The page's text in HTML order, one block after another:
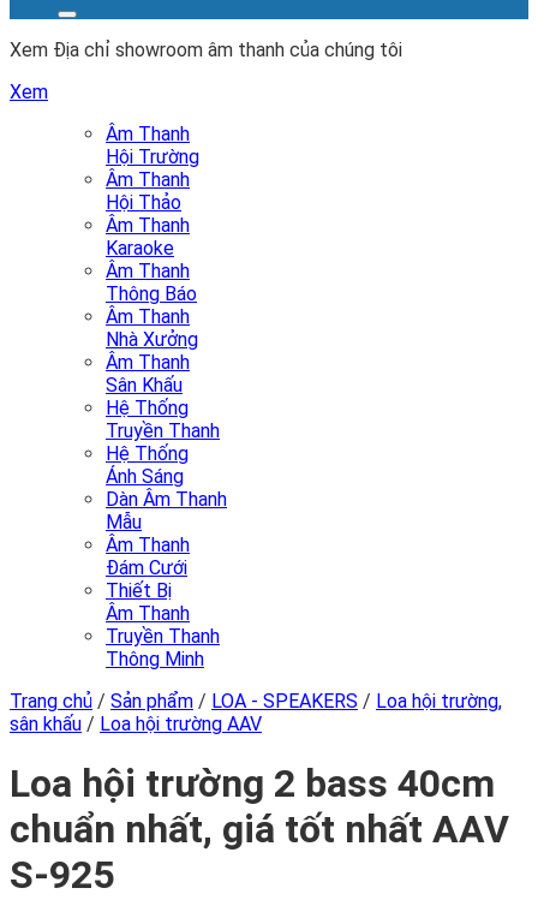
Xem Địa chỉ showroom âm thanh của chúng tôi
Xem
Âm Thanh
Hội Trường
Âm Thanh
Hội Thảo
Âm Thanh
Karaoke
Âm Thanh
Thông Báo
Âm Thanh
Nhà Xưởng
Âm Thanh
Sân Khấu
Hệ Thống
Truyền Thanh
Hệ Thống
Ánh Sáng
Dàn Âm Thanh
Mẫu
Âm Thanh
Đám Cưới
Thiết Bị
Âm Thanh
Truyền Thanh
Thông Minh
Trang chủ / Sản phẩm / LOA - SPEAKERS / Loa hội trường,
sân khấu / Loa hội trường AAV
Loa hội trường 2 bass 40cm
chuẩn nhất, giá tốt nhất AAV
S-925